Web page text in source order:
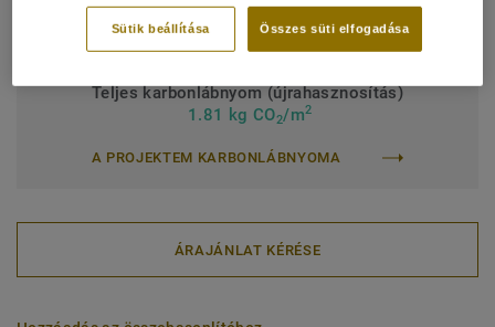
Teljes karbonlábnyom (újrahasznosítás)
1.81 kg CO2/m2
A PROJEKTEM KARBONLÁBNYOMA
ÁRAJÁNLAT KÉRÉSE
Összes süti elfogadása
Sütik beállítása